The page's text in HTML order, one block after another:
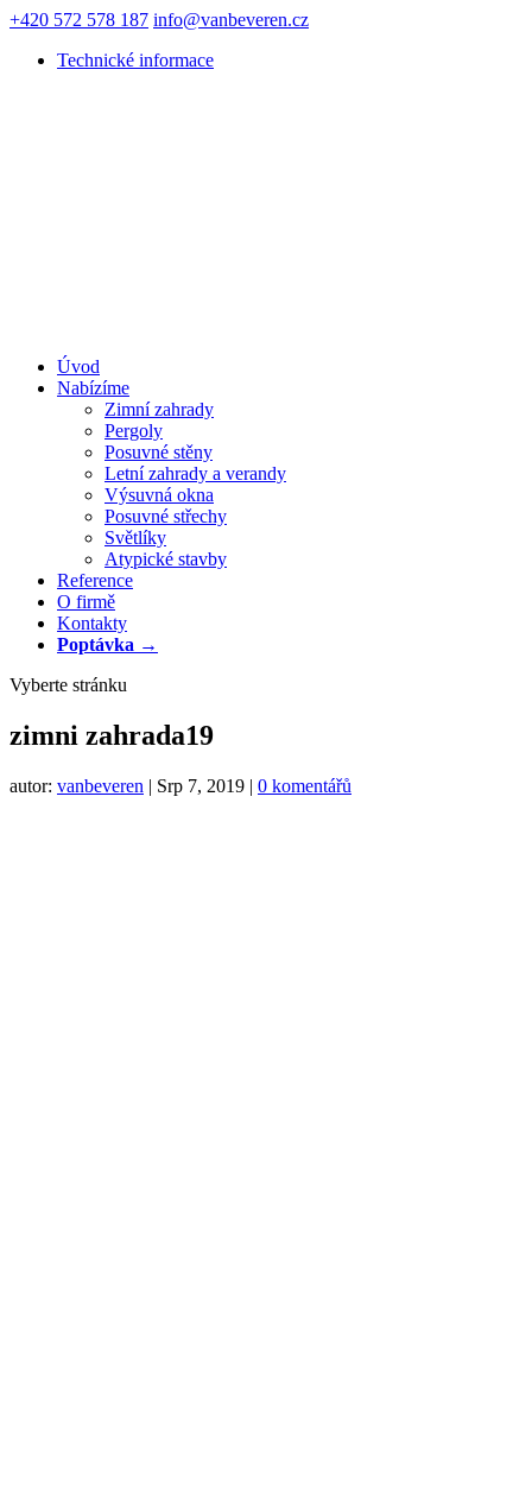
+420 572 578 187 info@vanbeveren.cz
Technické informace
Úvod
Nabízíme
Zimní zahrady
Pergoly
Posuvné stěny
Letní zahrady a verandy
Výsuvná okna
Posuvné střechy
Světlíky
Atypické stavby
Reference
O firmě
Kontakty
Poptávka →
Vyberte stránku
zimni zahrada19
autor: vanbeveren | Srp 7, 2019 | 0 komentářů